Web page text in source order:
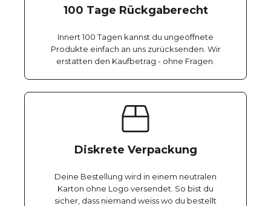
100 Tage Rückgaberecht
Innert 100 Tagen kannst du ungeöffnete
Produkte einfach an uns zurücksenden. Wir
erstatten den Kaufbetrag - ohne Fragen.
Diskrete Verpackung
Deine Bestellung wird in einem neutralen
Karton ohne Logo versendet. So bist du
sicher, dass niemand weiss wo du bestellt